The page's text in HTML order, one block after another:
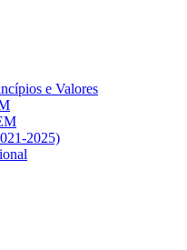
e Valores
2025)